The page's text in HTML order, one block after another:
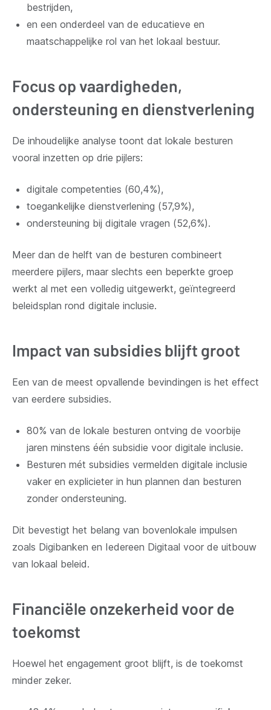
bestrijden,
en een onderdeel van de educatieve en
maatschappelijke rol van het lokaal bestuur.
Focus op vaardigheden,
ondersteuning en dienstverlening
De inhoudelijke analyse toont dat lokale besturen
vooral inzetten op drie pijlers:
digitale competenties (60,4%),
toegankelijke dienstverlening (57,9%),
ondersteuning bij digitale vragen (52,6%).
Meer dan de helft van de besturen combineert
meerdere pijlers, maar slechts een beperkte groep
werkt al met een volledig uitgewerkt, geïntegreerd
beleidsplan rond digitale inclusie.
Impact van subsidies blijft groot
Een van de meest opvallende bevindingen is het effect
van eerdere subsidies.
80% van de lokale besturen ontving de voorbije
jaren minstens één subsidie voor digitale inclusie.
Besturen mét subsidies vermelden digitale inclusie
vaker en explicieter in hun plannen dan besturen
zonder ondersteuning.
Dit bevestigt het belang van bovenlokale impulsen
zoals Digibanken en Iedereen Digitaal voor de uitbouw
van lokaal beleid.
Financiële onzekerheid voor de
toekomst
Hoewel het engagement groot blijft, is de toekomst
minder zeker.